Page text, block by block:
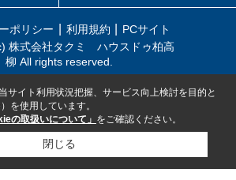
ポリシー 利用規約
PCサイト
株式会社タクミ ハウスドゥ柏高
柳 All rights reserved.
サイト利用状況把握、サービス向上検討を目的と
を使用しています。
の取扱いについて」 をご確認ください。
閉じる